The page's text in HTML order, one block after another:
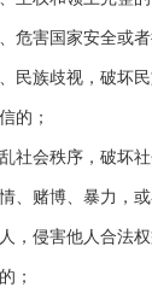
害国家安全或者
族歧视，破坏民
的；
会秩序，破坏社
赌博、暴力，或
侵害他人合法权
；